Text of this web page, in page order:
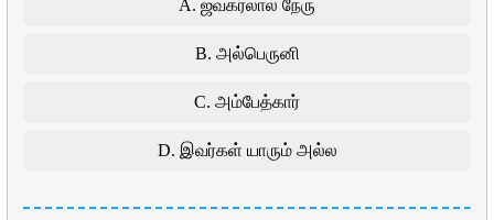
A. ஜவகர்லால் நேரு
B. அல்பெருனி
C. அம்பேத்கார்
D. இவர்கள் யாரும் அல்ல